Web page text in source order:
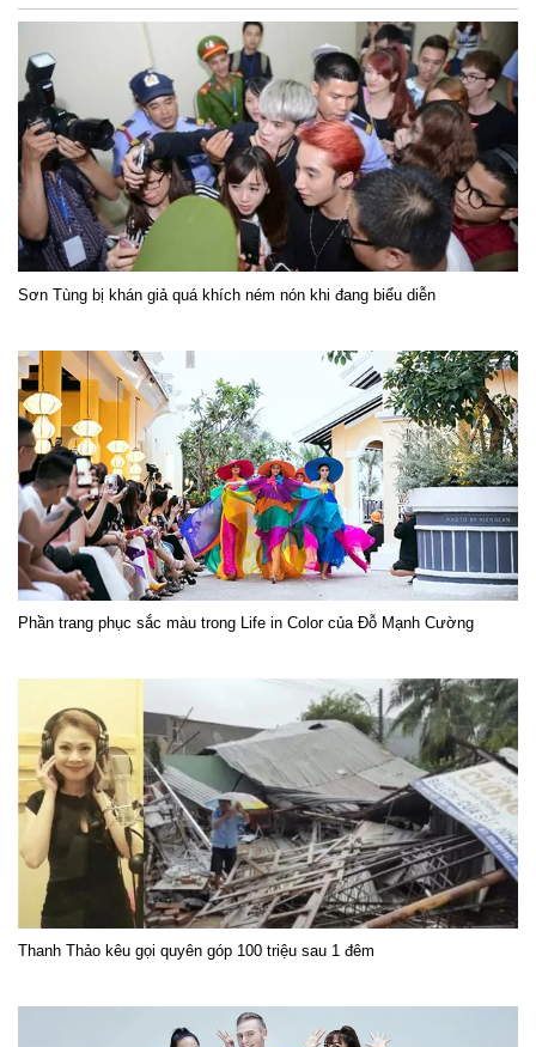
Sơn Tùng bị khán giả quá khích ném nón khi đang biểu diễn
Phần trang phục sắc màu trong Life in Color của Đỗ Mạnh Cường
Thanh Thảo kêu gọi quyên góp 100 triệu sau 1 đêm